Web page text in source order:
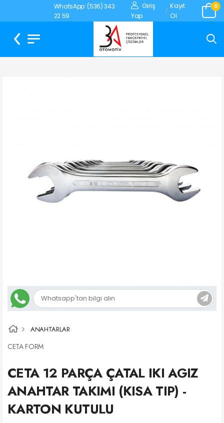
WhatsApp: (536) 343
22 59
Giriş
Yap
/
Kayıt
Ol
0
ANAHTARLAR
CETA FORM
CETA 12 PARÇA ÇATAL IKI AGIZ
ANAHTAR TAKIMI (KISA TIP) -
KARTON KUTULU